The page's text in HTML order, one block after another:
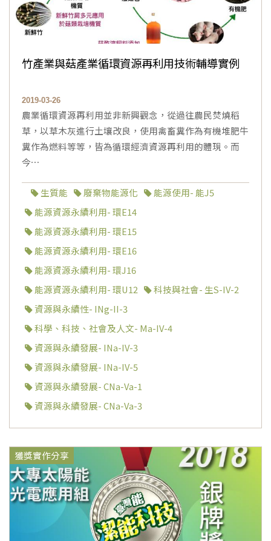
竹產業與菇產業循環資源再利用技術輔導實例
2019-03-26
農業循環資源再利用並非新興觀念，從過往農民焚燒稻
草，以草木灰進行土壤改良，使用禽畜糞作為有機堆肥牛
糞作為燃料等等，皆為循環經濟資源再利用的體現。而
今⋯
生質能 廢棄物能源化
能源使用- 能J5
能源資源永續利用- 環E14
能源資源永續利用- 環E15
能源資源永續利用- 環E16
能源資源永續利用- 環J16
能源資源永續利用- 環U12
科技與社會- 生S-IV-2
資源與永續性- INg-II-3
科學、科技、社會及人文- Ma-IV-4
資源與永續發展- INa-IV-3
資源與永續發展- INa-IV-5
資源與永續發展- CNa-Va-1
資源與永續發展- CNa-Va-3
獲獎實作分享